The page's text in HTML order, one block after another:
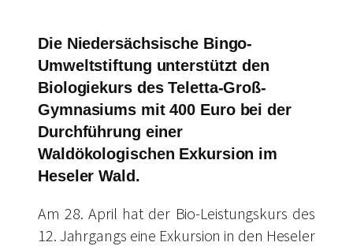
Die Niedersächsische Bingo-
Umweltstiftung unterstützt den
Biologiekurs des Teletta-Groß-
Gymnasiums mit 400 Euro bei der
Durchführung einer
Waldökologischen Exkursion im
Heseler Wald.
Am 28. April hat der Bio-Leistungskurs des
12. Jahrgangs eine Exkursion in den Heseler